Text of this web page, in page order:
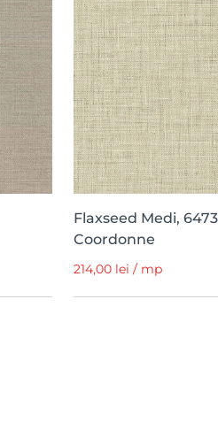
Flaxseed Medi,
Coordonne
214,00 lei / mp